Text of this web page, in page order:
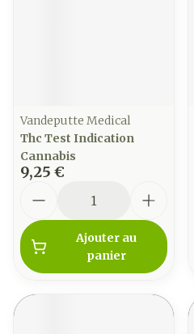
Vandeputte Medical
Thc Test Indication
Cannabis
9,25 €
Ajouter au
panier